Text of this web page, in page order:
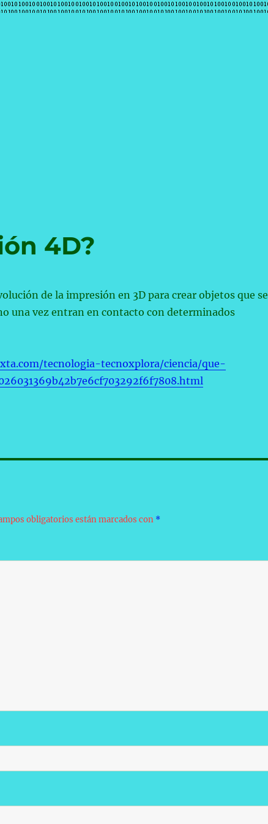
4D?
de la impresión en 3D para crear objetos que se
una vez entran en contacto con determinados
tecnologia-tecnoxplora/ciencia/que-
obligatorios están marcados con *